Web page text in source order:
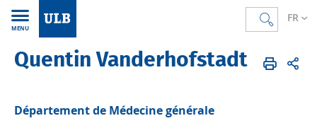
FR
MENU
Accueil FR Annuaire
Quentin Vanderhofstadt
Département de Médecine générale